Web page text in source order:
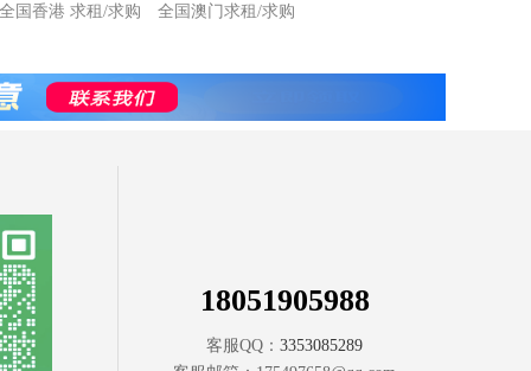
全国香港 求租/求购
全国澳门求租/求购
18051905988
客服QQ： 3353085289